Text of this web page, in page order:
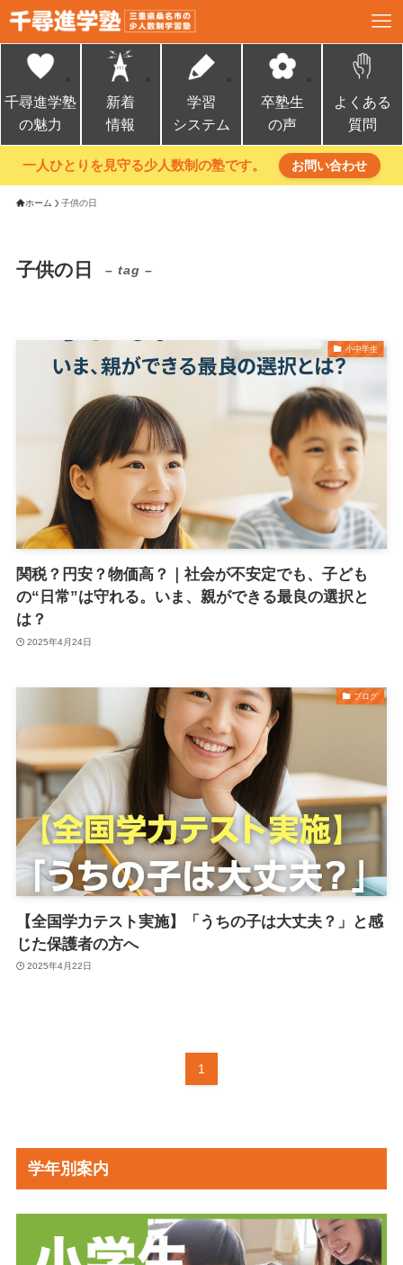
千尋進学塾
の魅力
新着
情報
学習
システム
卒塾生
の声
よくある
質問
一人ひとりを見守る少人数制の塾です。 お問い合わせ
ホーム 子供の日
子供の日 – tag –
小中学生
関税？円安？物価高？｜社会が不安定でも、子ども
の“日常”は守れる。いま、親ができる最良の選択と
は？
2025年4月24日
ブログ
【全国学力テスト実施】「うちの子は大丈夫？」と感
じた保護者の方へ
2025年4月22日
1
学年別案内